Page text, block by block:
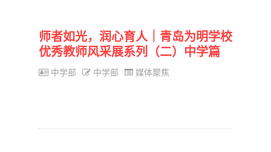
师者如光，润心育人｜青岛为明学校
优秀教师风采展系列（二）中学篇
中学部 中学部 媒体聚焦